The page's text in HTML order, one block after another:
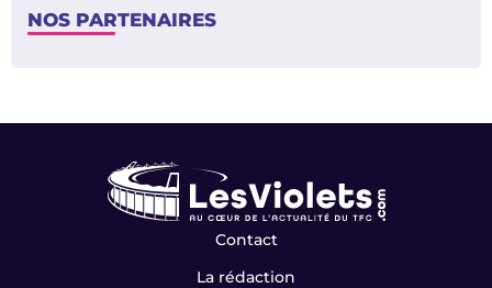
NOS PARTENAIRES
Contact
La rédaction